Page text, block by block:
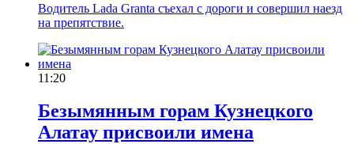
Водитель Lada Granta съехал с дороги и совершил наезд
на препятствие.
11:20
Безымянным горам Кузнецкого
Алатау присвоили имена